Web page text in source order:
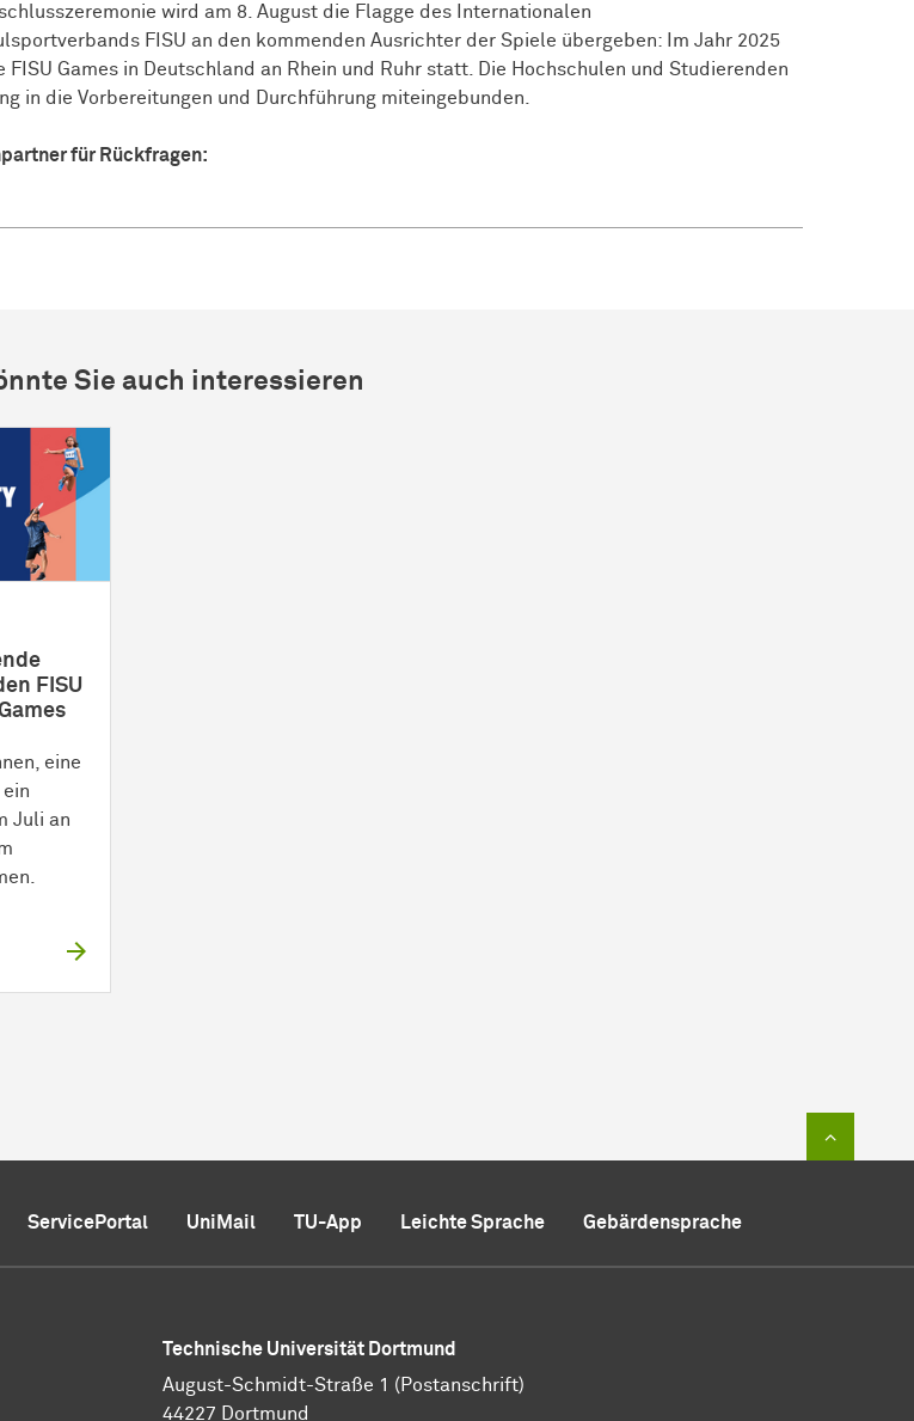
wird am 8. August die Flagge des Internationalen
FISU an den kommenden Ausrichter der Spiele übergeben: Im Jahr 2025
FISU Games in Deutschland an Rhein und Ruhr statt. Die Hochschulen und Studierenden
in die Vorbereitungen und Durchführung miteingebunden.
für Rückfragen:
Sie auch interessieren
FISU
eine
Juli an
ServicePortal UniMail TU-App Leichte Sprache Gebärdensprache
Technische Universität Dortmund
August-Schmidt-Straße 1 (Postanschrift)
44227 Dortmund